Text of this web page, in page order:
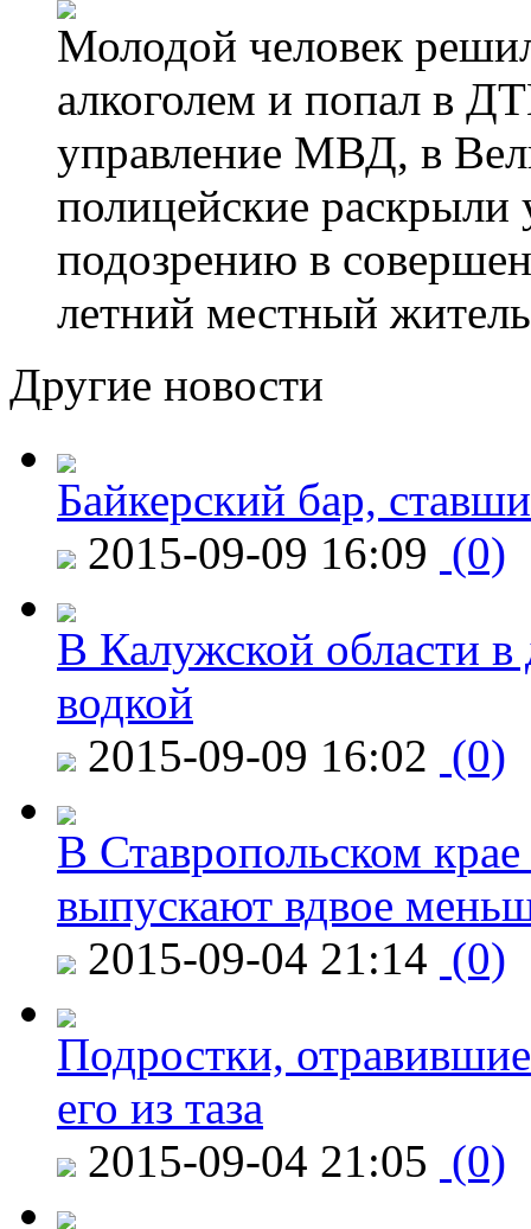
Молодой человек
алкоголем и попал в
управление МВД, в
полицейские
подозрению в
летний местный
Другие новости
Байкерский бар,
2015-09-09 16:09 (0)
В Калужской области в
водкой
2015-09-09 16:02 (0)
В Ставропольском
выпускают вдвое
2015-09-04 21:14 (0)
Подростки,
его из таза
2015-09-04 21:05 (0)